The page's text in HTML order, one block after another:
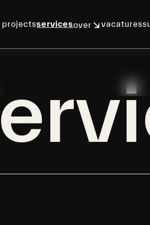
projectsservicesover vacatures